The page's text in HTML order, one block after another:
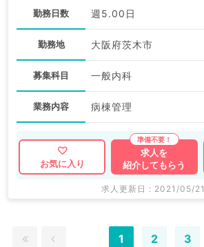
勤務日数 週5.00日
勤務地 大阪府茨木市
募集科目 一般内科
業務内容 病棟管理
お気に入り
求人を
紹介してもらう
求人更新日 : 2021/05/21
1 2 3